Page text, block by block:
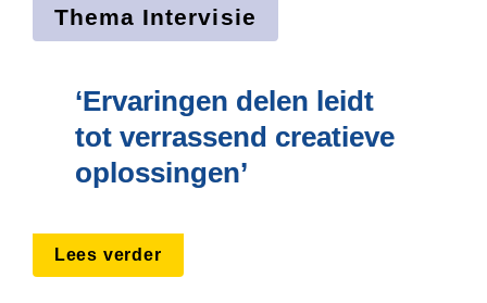
Thema Intervisie
‘Ervaringen delen leidt
tot verrassend creatieve
oplossingen’
Lees verder